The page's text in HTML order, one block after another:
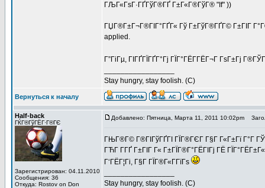
ГЉГ«ГѕГ·ГҐГўГ®ГҐ Г±Г«Г®ГўГ® "If" ))
ГЏГ®Г±Г¬Г®ГІГ°ГҐГ« Гў Г±ГўГ®ГҐГ© Г±ГІГ
applied.
Г”ГіГµ, ГІГҐГЇГҐГ°Гј ГЇГ°ГЁГ­ГЁГ¬Г ГѕГ±Гј
Stay hungry, stay foolish. (C)
Вернуться к началу
Half-back
ГЌГ®ГўГЁГ·Г®ГЄ
Зарегистрирован: 04.11.2010
Сообщения: 36
Откуда: Rostov on Don
Добавлено: Пятница, Марта 11, 2011 10:02pm
ГЊГ®Г© Г®ГІГўГҐГІ ГЇГ®ГЄГ Г§Г Г«Г±Гї Г°Г
ГЋГ­ Г­ГҐ Г±ГІГ Г« Г±ГЇГ®Г°ГЁГІГј ГЁ
Г‘ГЁГ¦Гі, Г§Г ГЇГ®Г«Г­ГїГѕ
Stay hungry, stay foolish. (C)